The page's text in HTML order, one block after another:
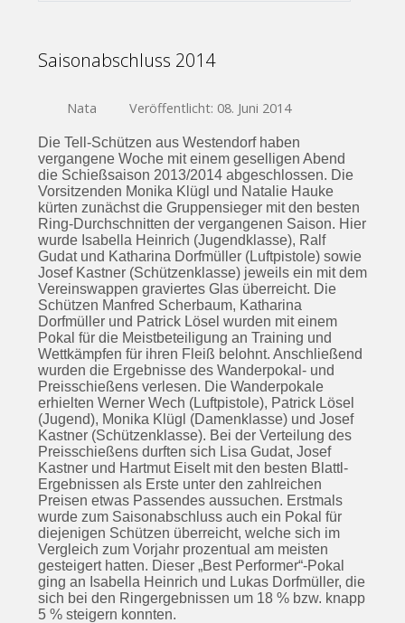
Saisonabschluss 2014
Nata Veröffentlicht: 08. Juni 2014
Die Tell-Schützen aus Westendorf haben
vergangene Woche mit einem geselligen Abend
die Schießsaison 2013/2014 abgeschlossen. Die
Vorsitzenden Monika Klügl und Natalie Hauke
kürten zunächst die Gruppensieger mit den besten
Ring-Durchschnitten der vergangenen Saison. Hier
wurde Isabella Heinrich (Jugendklasse), Ralf
Gudat und Katharina Dorfmüller (Luftpistole) sowie
Josef Kastner (Schützenklasse) jeweils ein mit dem
Vereinswappen graviertes Glas überreicht. Die
Schützen Manfred Scherbaum, Katharina
Dorfmüller und Patrick Lösel wurden mit einem
Pokal für die Meistbeteiligung an Training und
Wettkämpfen für ihren Fleiß belohnt. Anschließend
wurden die Ergebnisse des Wanderpokal- und
Preisschießens verlesen. Die Wanderpokale
erhielten Werner Wech (Luftpistole), Patrick Lösel
(Jugend), Monika Klügl (Damenklasse) und Josef
Kastner (Schützenklasse). Bei der Verteilung des
Preisschießens durften sich Lisa Gudat, Josef
Kastner und Hartmut Eiselt mit den besten Blattl-
Ergebnissen als Erste unter den zahlreichen
Preisen etwas Passendes aussuchen. Erstmals
wurde zum Saisonabschluss auch ein Pokal für
diejenigen Schützen überreicht, welche sich im
Vergleich zum Vorjahr prozentual am meisten
gesteigert hatten. Dieser „Best Performer“-Pokal
ging an Isabella Heinrich und Lukas Dorfmüller, die
sich bei den Ringergebnissen um 18 % bzw. knapp
5 % steigern konnten.